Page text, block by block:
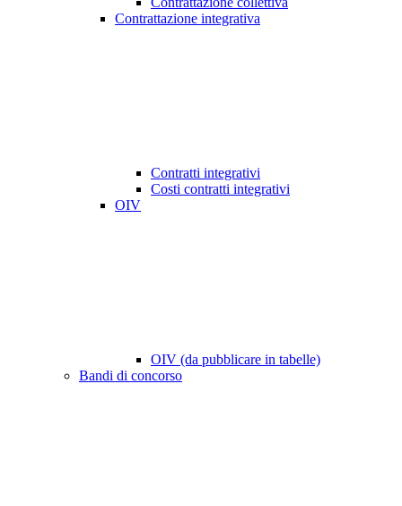
Contrattazione integrativa
Contratti integrativi
Costi contratti integrativi
OIV
OIV (da pubblicare in tabelle)
Bandi di concorso